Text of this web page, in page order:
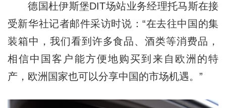
德国杜伊斯堡DIT场站业务经理托马斯在接
受新华社记者邮件采访时说：“在去往中国的集
装箱中，我们看到许多食品、酒类等消费品，
相信中国客户能方便地购买到来自欧洲的特
产，欧洲国家也可以分享中国的市场机遇。”